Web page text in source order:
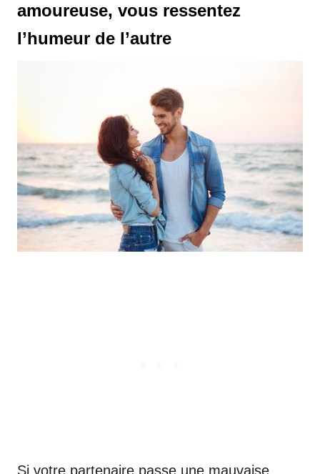
amoureuse, vous ressentez
l’humeur de l’autre
Si votre partenaire passe une mauvaise